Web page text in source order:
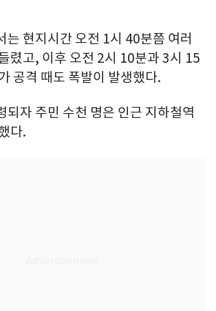
는 현지시간 오전 1시 40분쯤 여러
렸고, 이후 오전 2시 10분과 3시 15
공격 때도 폭발이 발생했다.
되자 주민 수천 명은 인근 지하철역
다.